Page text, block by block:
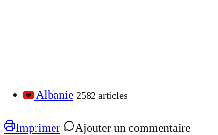
Albanie 2582 articles
Imprimer
Ajouter un commentaire